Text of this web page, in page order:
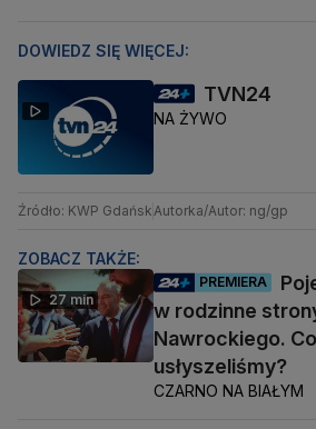
DOWIEDZ SIĘ WIĘCEJ:
TVN24
NA ŻYWO
Źródło: KWP Gdańsk Autorka/Autor: ng/gp
ZOBACZ TAKŻE:
27 min
PREMIERA
w rodzinne
Nawrockiego.
usłyszeliśmy?
CZARNO NA BIAŁYM